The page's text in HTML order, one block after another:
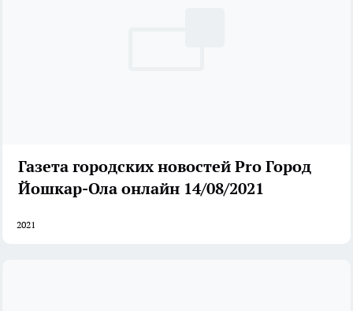
Газета городских новостей Pro Город
Йошкар-Ола онлайн 14/08/2021
2021